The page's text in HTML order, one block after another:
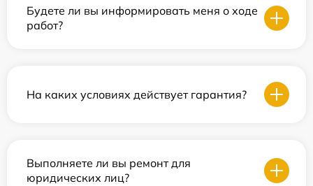
Будете ли вы информировать меня о ходе
работ?
На каких условиях действует гарантия?
Выполняете ли вы ремонт для
юридических лиц?